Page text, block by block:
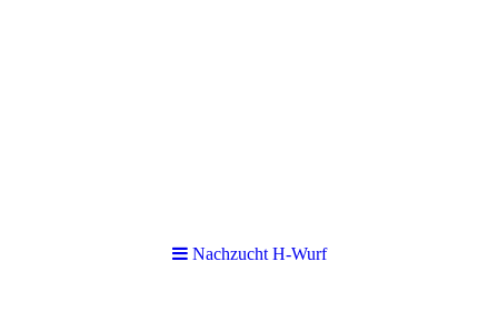
Nachzucht H-Wurf